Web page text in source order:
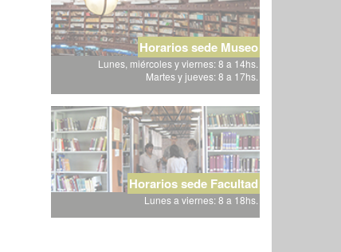
Horarios sede Museo
Lunes, miércoles y viernes: 8 a 14hs.
Martes y jueves: 8 a 17hs.
Horarios sede Facultad
Lunes a viernes: 8 a 18hs.